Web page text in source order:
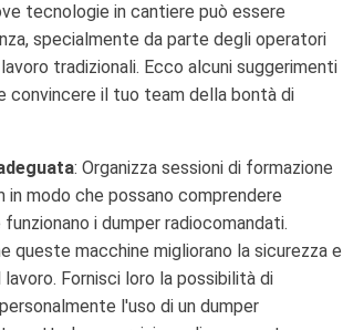
tecnologie in cantiere può essere
specialmente da parte degli operatori
tradizionali. Ecco alcuni suggerimenti
convincere il tuo team della bontà di
: Organizza sessioni di formazione
in modo che possano comprendere
i dumper radiocomandati.
queste macchine migliorano la sicurezza e
Fornisci loro la possibilità di
l'uso di un dumper